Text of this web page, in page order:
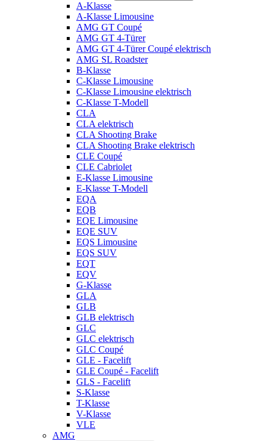
A-Klasse
A-Klasse Limousine
AMG GT Coupé
AMG GT 4-Türer
AMG GT 4-Türer Coupé elektrisch
AMG SL Roadster
B-Klasse
C-Klasse Limousine
C-Klasse Limousine elektrisch
C-Klasse T-Modell
CLA
CLA elektrisch
CLA Shooting Brake
CLA Shooting Brake elektrisch
CLE Coupé
CLE Cabriolet
E-Klasse Limousine
E-Klasse T-Modell
EQA
EQB
EQE Limousine
EQE SUV
EQS Limousine
EQS SUV
EQT
EQV
G-Klasse
GLA
GLB
GLB elektrisch
GLC
GLC elektrisch
GLC Coupé
GLE - Facelift
GLE Coupé - Facelift
GLS - Facelift
S-Klasse
T-Klasse
V-Klasse
VLE
AMG